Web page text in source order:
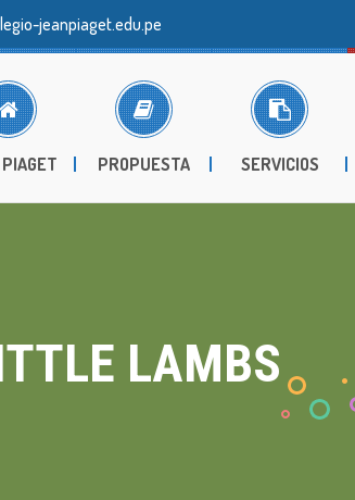
jeanpiaget.edu.pe
PROPUESTA SERVICIOS
LAMBS